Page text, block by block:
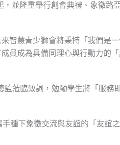
並隆重舉行創會典禮、象徵路
智慧青少獅會將秉持「我們是
員成為具備同理心與行動力的
蒞臨致詞，勉勵學生將「服務
種下象徵交流與友誼的「友誼